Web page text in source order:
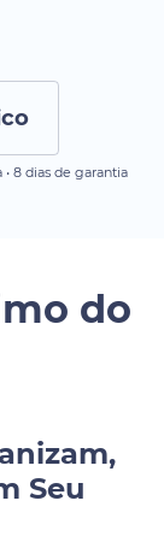
8 dias de garantia
do
Seu